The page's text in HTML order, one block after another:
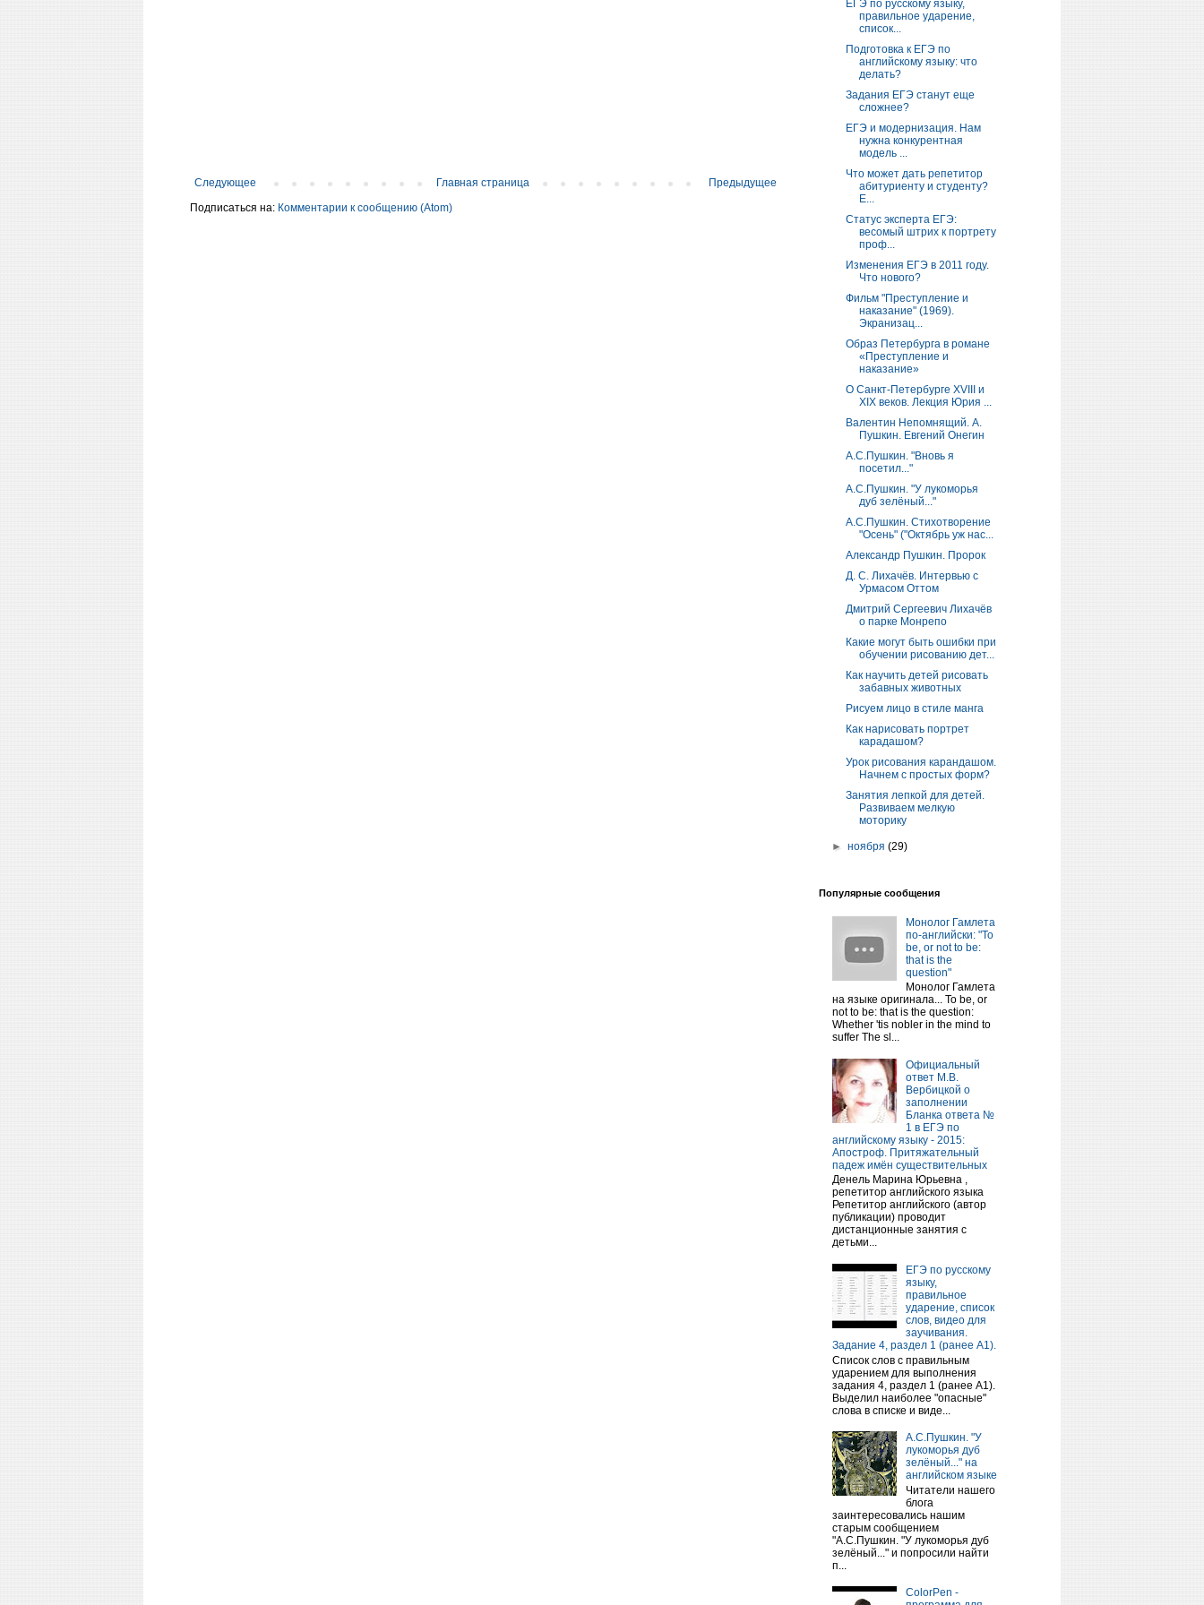
Следующее Предыдущее
Главная страница
Подписаться на: Комментарии к сообщению (Atom)
ЕГЭ по русскому языку,
правильное ударение,
список...
Подготовка к ЕГЭ по
английскому языку: что
делать?
Задания ЕГЭ станут еще
сложнее?
ЕГЭ и модернизация. Нам
нужна конкурентная
модель ...
Что может дать репетитор
абитуриенту и студенту?
Е...
Статус эксперта ЕГЭ:
весомый штрих к портрету
проф...
Изменения ЕГЭ в 2011 году.
Что нового?
Фильм "Преступление и
наказание" (1969).
Экранизац...
Образ Петербурга в романе
«Преступление и
наказание»
О Санкт-Петербурге XVIII и
ХIХ веков. Лекция Юрия ...
Валентин Непомнящий. А.
Пушкин. Евгений Онегин
А.С.Пушкин. "Вновь я
посетил..."
А.С.Пушкин. "У лукоморья
дуб зелёный..."
А.С.Пушкин. Стихотворение
"Осень" ("Октябрь уж нас...
Александр Пушкин. Пророк
Д. С. Лихачёв. Интервью с
Урмасом Оттом
Дмитрий Сергеевич Лихачёв
о парке Монрепо
Какие могут быть ошибки при
обучении рисованию дет...
Как научить детей рисовать
забавных животных
Рисуем лицо в стиле манга
Как нарисовать портрет
карадашом?
Урок рисования карандашом.
Начнем с простых форм?
Занятия лепкой для детей.
Развиваем мелкую
моторику
►ноября(29)
Популярные сообщения
Монолог Гамлета
по-английски: "To
be, or not to be:
that is the
question"
Монолог Гамлета
на языке оригинала... To be, or
not to be: that is the question:
Whether 'tis nobler in the mind to
suffer The sl...
Официальный
ответ М.В.
Вербицкой о
заполнении
Бланка ответа №
1 в ЕГЭ по
английскому языку - 2015:
Апостроф. Притяжательный
падеж имён существительных
Денель Марина Юрьевна ,
репетитор английского языка
Репетитор английского (автор
публикации) проводит
дистанционные занятия с
детьми...
ЕГЭ по русскому
языку,
правильное
ударение, список
слов, видео для
заучивания.
Задание 4, раздел 1 (ранее А1).
Список слов с правильным
ударением для выполнения
задания 4, раздел 1 (ранее А1).
Выделил наиболее "опасные"
слова в списке и виде...
А.С.Пушкин. "У
лукоморья дуб
зелёный..." на
английском языке
Читатели нашего
блога
заинтересовались нашим
старым сообщением
"А.С.Пушкин. "У лукоморья дуб
зелёный..." и попросили найти
п...
ColorPen -